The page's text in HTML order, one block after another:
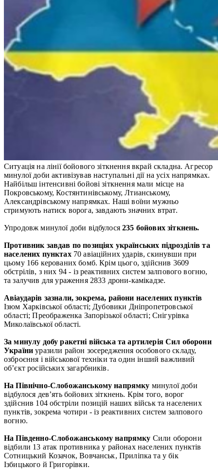
Ситуація на лінії бойового зіткнення вкрай складна. Агресор
минулої доби активізував наступальні дії на усіх напрямках.
Найбільш інтенсивні бойові зіткнення мали місце на
Покровському, Костянтинівському, Лтианському,
Александрівському напрямках. Наші воїни мужньо
стримують натиск ворога, завдають значних втрат.
Упродовж минулої доби відбулося235 бойових зіткнень.
Противник завдав по позиціях українських підрозділів та
населених пунктах70 авіаційних ударів, скинувши при
цьому 166 керованих бомб. Крім цього, здійснив 3609
обстрілів, з них 94 - із реактивних систем залпового вогню,
та залучив для ураження 2833 дрони-камікадзе.
Авіаударів зазнали, зокрема, райони населених пунктів
Ізюм Харківської області; Дубовики Дніпропетровської
області; Преображенка Запорізької області; Снігурівка
Миколаївської області.
За минулу добу ракетні війська та артилерія Сил оборони
Україниуразили район зосередження особового складу,
озброєння і військової техніки та один інший важливий
об’єкт російських загарбників.
На Північно-Слобожанському напрямку минулої доби
відбулося дев’ять бойових зіткнень. Крім того, ворог
здійснив 104 обстріли позицій наших військ та населених
пунктів, зокрема чотири - із реактивних систем залпового
вогню.
На Південно-Слобожанському напрямку Сили оборони
відбили 13 атак противника у районах населених пунктів
Сотницький Козачок, Вовчанськ, Приліпка та у бік
Ізбицького й Григорівки.